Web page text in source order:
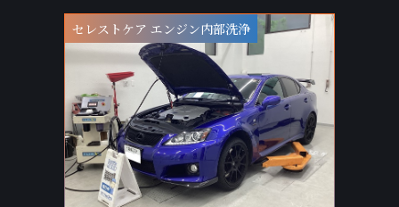
セレストケア エンジン内部洗浄